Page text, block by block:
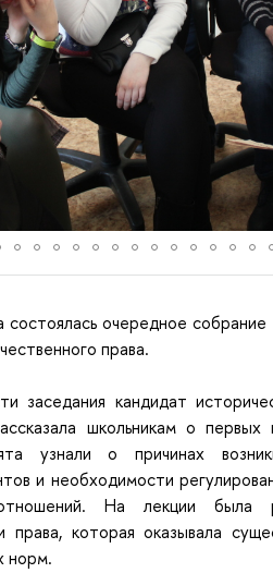
состоялась очередное
права.
заседания кандидат
школьникам о первых
узнали о причинах
и необходимости
отношений. На лекции была
права, которая оказывала
норм.